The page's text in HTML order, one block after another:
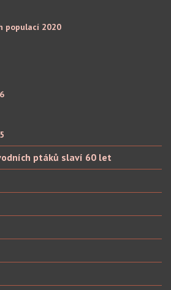
populací 2020
ptáků slaví 60 let